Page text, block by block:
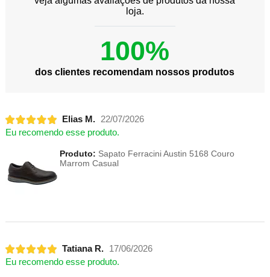
loja.
100%
dos clientes recomendam nossos produtos
Elias M. 22/07/2026
Eu recomendo esse produto.
Produto: Sapato Ferracini Austin 5168 Couro
Marrom Casual
Tatiana R.
17/06/2026
Eu recomendo esse produto.